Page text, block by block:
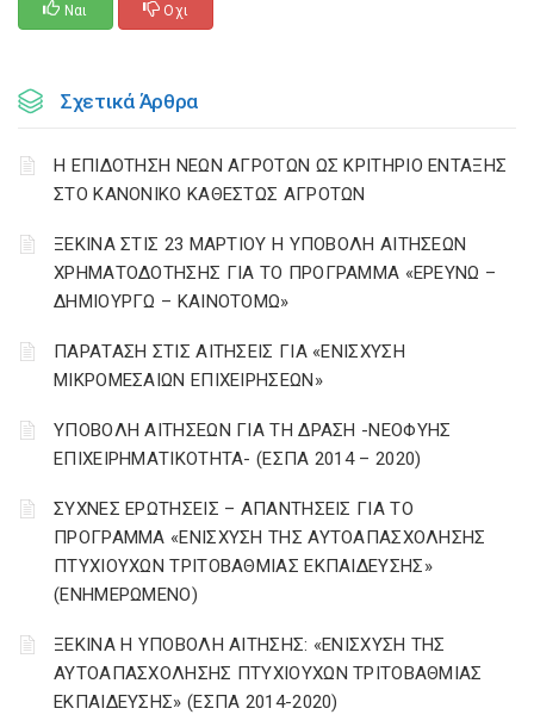
Ναι Οχι
Σχετικά Άρθρα
Η ΕΠΙΔΟΤΗΣΗ ΝΕΩΝ ΑΓΡΟΤΩΝ ΩΣ ΚΡΙΤΗΡΙΟ ΕΝΤΑΞΗΣ
ΣΤΟ ΚΑΝΟΝΙΚΟ ΚΑΘΕΣΤΩΣ ΑΓΡΟΤΩΝ
ΞΕΚΙΝΑ ΣΤΙΣ 23 ΜΑΡΤΙΟΥ Η ΥΠΟΒΟΛΗ ΑΙΤΗΣΕΩΝ
ΧΡΗΜΑΤΟΔΟΤΗΣΗΣ ΓΙΑ ΤΟ ΠΡΟΓΡΑΜΜΑ «ΕΡΕΥΝΩ –
ΔΗΜΙΟΥΡΓΩ – ΚΑΙΝΟΤΟΜΩ»
ΠΑΡΑΤΑΣΗ ΣΤΙΣ ΑΙΤΗΣΕΙΣ ΓΙΑ «ΕΝΙΣΧΥΣΗ
ΜΙΚΡΟΜΕΣΑΙΩΝ ΕΠΙΧΕΙΡΗΣΕΩΝ»
ΥΠΟΒΟΛΗ ΑΙΤΗΣΕΩΝ ΓΙΑ ΤΗ ΔΡΑΣΗ -ΝΕΟΦΥΗΣ
ΕΠΙΧΕΙΡΗΜΑΤΙΚΟΤΗΤΑ- (ΕΣΠΑ 2014 – 2020)
ΣΥΧΝΕΣ ΕΡΩΤΗΣΕΙΣ – ΑΠΑΝΤΗΣΕΙΣ ΓΙΑ ΤΟ
ΠΡΟΓΡΑΜΜΑ «ΕΝΙΣΧΥΣΗ ΤΗΣ ΑΥΤΟΑΠΑΣΧΟΛΗΣΗΣ
ΠΤΥΧΙΟΥΧΩΝ ΤΡΙΤΟΒΑΘΜΙΑΣ ΕΚΠΑΙΔΕΥΣΗΣ»
(ΕΝΗΜΕΡΩΜΕΝΟ)
ΞΕΚΙΝΑ Η ΥΠΟΒΟΛΗ ΑΙΤΗΣΗΣ: «ΕΝΙΣΧΥΣΗ ΤΗΣ
ΑΥΤΟΑΠΑΣΧΟΛΗΣΗΣ ΠΤΥΧΙΟΥΧΩΝ ΤΡΙΤΟΒΑΘΜΙΑΣ
ΕΚΠΑΙΔΕΥΣΗΣ» (ΕΣΠΑ 2014-2020)